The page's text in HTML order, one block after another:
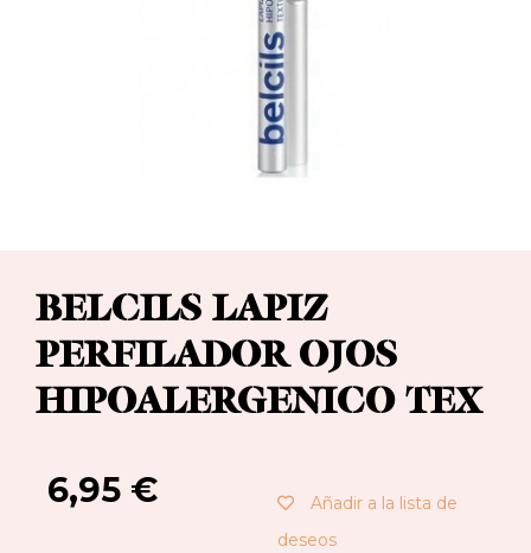
BELCILS LAPIZ
PERFILADOR OJOS
HIPOALERGENICO TEX
6,95 €
Añadir a la lista de
deseos